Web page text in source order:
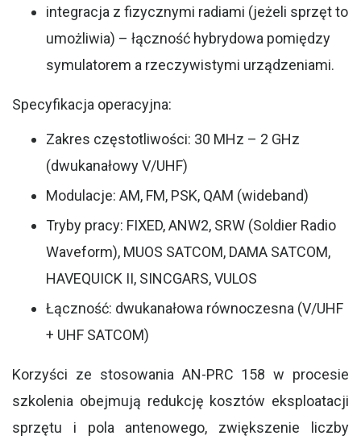
integracja z fizycznymi radiami (jeżeli sprzęt to
umożliwia) – łączność hybrydowa pomiędzy
symulatorem a rzeczywistymi urządzeniami.
Specyfikacja operacyjna:
Zakres częstotliwości: 30 MHz – 2 GHz
(dwukanałowy V/UHF)
Modulacje: AM, FM, PSK, QAM (wideband)
Tryby pracy: FIXED, ANW2, SRW (Soldier Radio
Waveform), MUOS SATCOM, DAMA SATCOM,
HAVEQUICK II, SINCGARS, VULOS
Łączność: dwukanałowa równoczesna (V/UHF
+ UHF SATCOM)
Korzyści ze stosowania AN-PRC 158 w procesie
szkolenia obejmują redukcję kosztów eksploatacji
sprzętu i pola antenowego, zwiększenie liczby